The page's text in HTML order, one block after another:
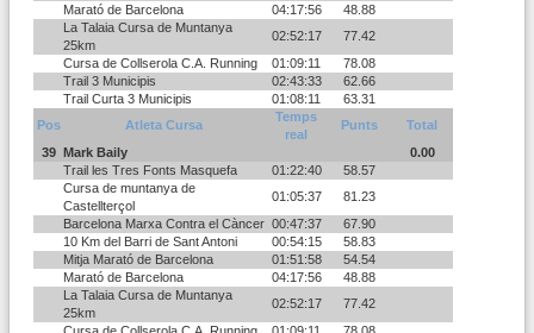
Marató de Barcelona
04:17:56
48.88
La Talaia Cursa de Muntanya
25km
02:52:17
77.42
Cursa de Collserola C.A. Running
01:09:11
78.08
Trail 3 Municipis
02:43:33
62.66
Trail Curta 3 Municipis
01:08:11
63.31
Pos
Atleta Cursa
Temps
real
Punts
Total
39 Mark Baily
0.00
Trail les Tres Fonts Masquefa
01:22:40
58.57
Cursa de muntanya de
Castellterçol
01:05:37
81.23
Barcelona Marxa Contra el Càncer 00:47:37
67.90
10 Km del Barri de Sant Antoni
00:54:15
58.83
Mitja Marató de Barcelona
01:51:58
54.54
Marató de Barcelona
04:17:56
48.88
La Talaia Cursa de Muntanya
25km
02:52:17
77.42